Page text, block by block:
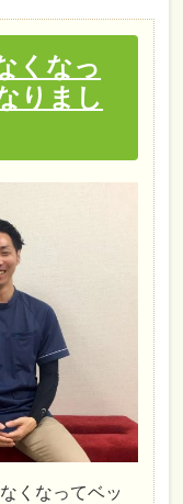
くなっ
りまし
くなってベッ